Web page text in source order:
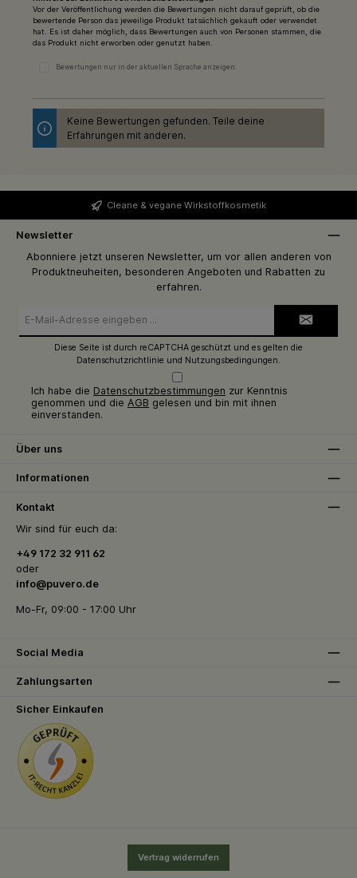
Vor der Veröffentlichung werden die Bewertungen nicht darauf geprüft, ob die
bewertende Person das jeweilige Produkt tatsächlich gekauft oder verwendet
hat. Es ist daher möglich, dass Bewertungen auch von Personen stammen, die
das Produkt nicht erworben oder genutzt haben.
Bewertungen nur in der aktuellen Sprache anzeigen.
Keine Bewertungen gefunden. Teile deine
Erfahrungen mit anderen.
Cleane & vegane Wirkstoffkosmetik
Newsletter
Abonniere jetzt unseren Newsletter, um vor allen anderen von
Produktneuheiten, besonderen Angeboten und Rabatten zu
erfahren.
Mail-
Diese Seite ist durch reCAPTCHA geschützt und es gelten die
Datenschutzrichtlinie und Nutzungsbedingungen.
Ich habe die Datenschutzbestimmungen zur Kenntnis
genommen und dieAGB gelesen und bin mit ihnen
einverstanden.
Über uns
Informationen
Kontakt
Wir sind für euch da:
+49 172 32 911 62
oder
info@puvero.de
Mo-Fr, 09:00 - 17:00 Uhr
Social Media
Zahlungsarten
Sicher Einkaufen
Vertrag widerrufen